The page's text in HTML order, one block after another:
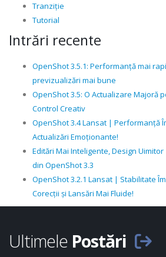
Tranziție
Tutorial
Intrări recente
OpenShot 3.5.1: Performanță mai
previzualizări mai bune
OpenShot 3.5: O Actualizare Majoră
Control Creativ
OpenShot 3.4 Lansat | Performanță
Actualizări Emoționante!
Editări Mai Inteligente, Design
din OpenShot 3.3
OpenShot 3.2.1 Lansat | Stabilitate
Corecții și Lansări Mai Fluide!
Ultimele Postări